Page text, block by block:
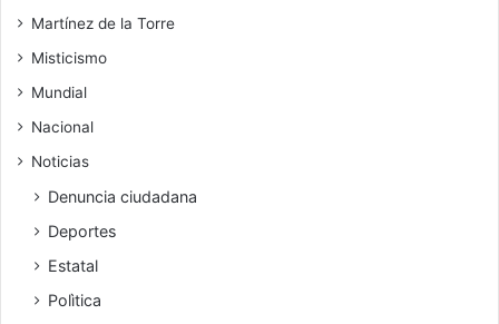
Martínez de la Torre
Misticismo
Mundial
Nacional
Noticias
Denuncia ciudadana
Deportes
Estatal
Polìtica